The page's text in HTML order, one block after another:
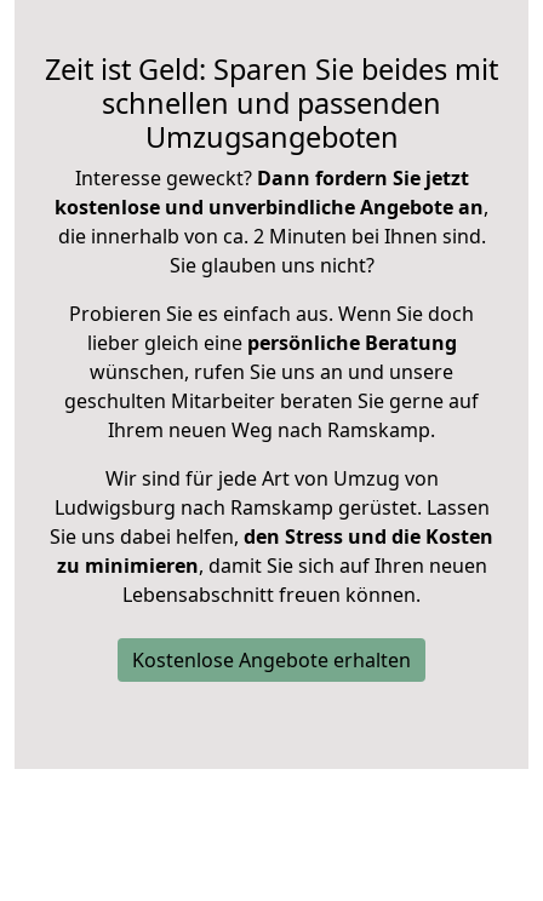
Zeit ist Geld: Sparen Sie beides mit
schnellen und passenden
Umzugsangeboten
Interesse geweckt? Dann fordern Sie jetzt
kostenlose und unverbindliche Angebote an,
die innerhalb von ca. 2 Minuten bei Ihnen sind.
Sie glauben uns nicht?
Probieren Sie es einfach aus. Wenn Sie doch
lieber gleich eine persönliche Beratung
wünschen, rufen Sie uns an und unsere
geschulten Mitarbeiter beraten Sie gerne auf
Ihrem neuen Weg nach Ramskamp.
Wir sind für jede Art von Umzug von
Ludwigsburg nach Ramskamp gerüstet. Lassen
Sie uns dabei helfen, den Stress und die Kosten
zu minimieren, damit Sie sich auf Ihren neuen
Lebensabschnitt freuen können.
Kostenlose Angebote erhalten